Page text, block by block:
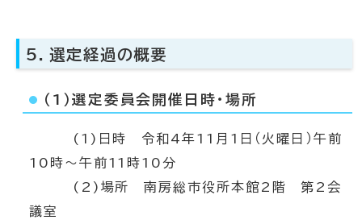
5．選定経過の概要
（1）選定委員会開催日時・場所
(1)日時 令和4年11月1日（火曜日）午前
10時～午前11時10分
(2)場所 南房総市役所本館2階 第2会
議室